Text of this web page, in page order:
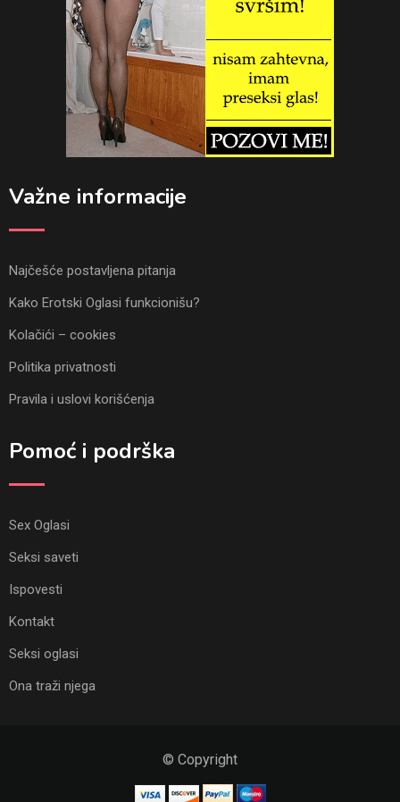
Važne informacije
Najčešće postavljena pitanja
Kako Erotski Oglasi funkcionišu?
Kolačići – cookies
Politika privatnosti
Pravila i uslovi korišćenja
Pomoć i podrška
Sex Oglasi
Seksi saveti
Ispovesti
Kontakt
Seksi oglasi
Ona traži njega
© Copyright